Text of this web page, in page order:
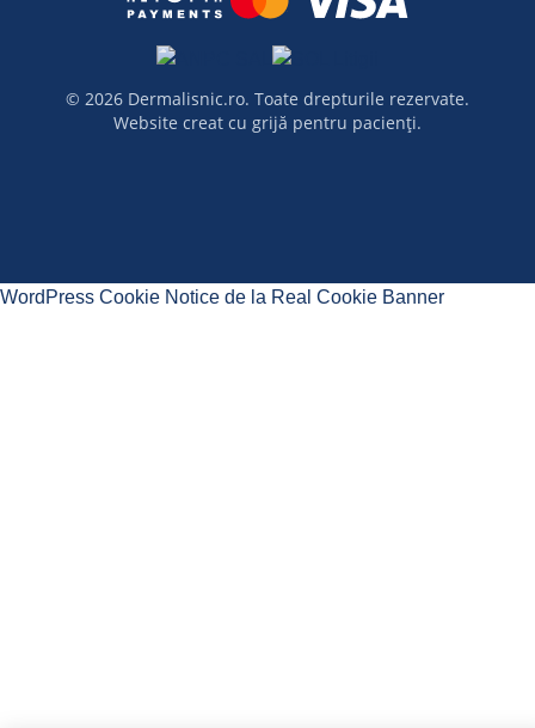
© 2026 Dermalisnic.ro. Toate drepturile rezervate.
Website creat cu grijă pentru pacienți.
WordPress Cookie Notice de la Real Cookie Banner